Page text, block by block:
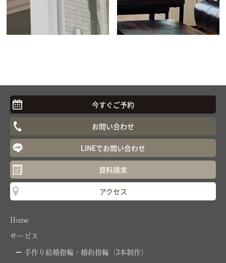
今すぐご予約
お問い合わせ
LINEでお問い合わせ
資料請求
アクセス
Home
サービス
手作り結婚指輪・婚約指輪（3本制作）